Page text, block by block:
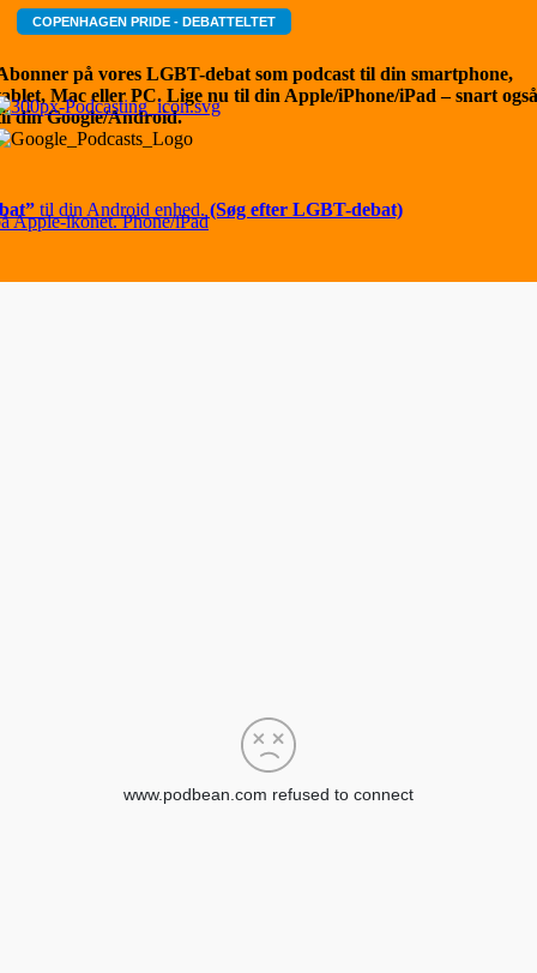
COPENHAGEN PRIDE - DEBATTELTET
på vores LGBT-debat som podcast til din smartphone,
Mac eller PC. Lige nu til din Apple/iPhone/iPad – snart også
din Google/Android.
Apple-ikonet. Phone/iPad
til din Android enhed. (Søg efter LGBT-debat)